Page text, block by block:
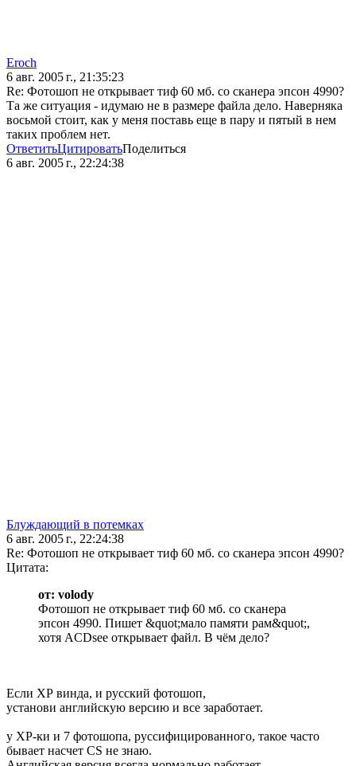
Eroch
6 авг. 2005 г., 21:35:23
Re: Фотошоп не открывает тиф 60 мб. со сканера эпсон 4990?
Та же ситуация - идумаю не в размере файла дело. Наверняка
восьмой стоит, как у меня поставь еще в пару и пятый в нем
таких проблем нет.
ОтветитьЦитироватьПоделиться
6 авг. 2005 г., 22:24:38
Блуждающий в потемках
6 авг. 2005 г., 22:24:38
Re: Фотошоп не открывает тиф 60 мб. со сканера эпсон 4990?
Цитата:
от: volody
Фотошоп не открывает тиф 60 мб. со сканера
эпсон 4990. Пишет &quot;мало памяти рам&quot;,
хотя ACDsee открывает файл. В чём дело?
Если ХР винда, и русский фотошоп,
установи английскую версию и все заработает.
у ХР-ки и 7 фотошопа, руссифицированного, такое часто
бывает насчет CS не знаю.